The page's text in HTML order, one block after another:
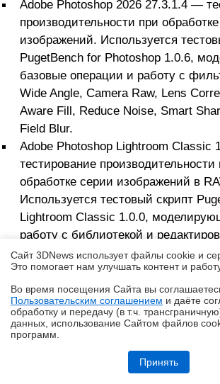
Обзор игрового ноутбука ASUS ROG Zephyrus
удачной погони за двумя зайцами
Adobe Photoshop 2026 27.3.1.4 —
производительности при
изображений. Используется
PugetBench for Photoshop 1.0.6,
базовые операции и работу с
Wide Angle, Camera Raw, Lens
Aware Fill, Reduce Noise, Smart
Field Blur.
Adobe Photoshop Lightroom Classic
тестирование производительности
обработке серии изображений в
Используется тестовый скрипт
Lightroom Classic 1.0.0,
работу с библиотекой и
импорт/экспорт, Smart Preview,
HDR-изображений.
Adobe Premiere Pro 2024 24.5.0 —
производительности при
Используется тестовый скрипт
Premiere Pro 2.0.1, моделирующий
4K-роликов в разных форматах,
различных эффектов и итоговый
Сайт 3DNews использует файлы cookie и
Это помогает нам улучшать контент и
Во время посещения Cайта вы
Пользовательским соглашением и даёте
обработку и передачу (в т.ч.
данных, использование Cайтом файлов
программ.
Принять